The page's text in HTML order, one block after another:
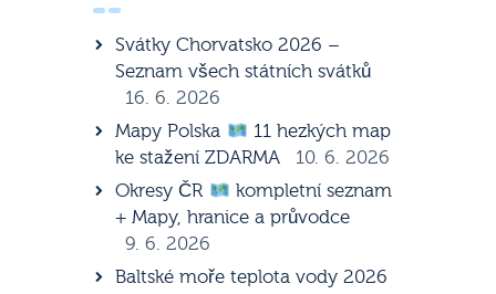
Svátky Chorvatsko 2026 –
Seznam všech státních svátků
16. 6. 2026
Mapy Polska
11 hezkých map
ke stažení ZDARMA
10. 6. 2026
Okresy ČR
kompletní seznam
+ Mapy, hranice a průvodce
9. 6. 2026
Baltské moře teplota vody 2026